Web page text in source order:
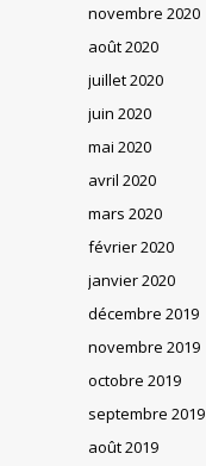
novembre 2020
août 2020
juillet 2020
juin 2020
mai 2020
avril 2020
mars 2020
février 2020
janvier 2020
décembre 2019
novembre 2019
octobre 2019
septembre 2019
août 2019